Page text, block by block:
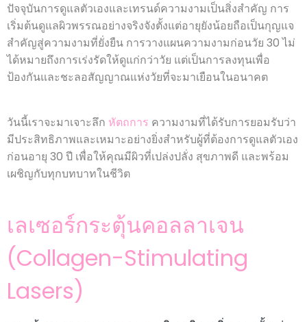
ปัจจุบันการดูแลตัวเองและเทรนด์ความงามเป็นสิ่งสำคัญ การ
เริ่มต้นดูแลผิวพรรณอย่างจริงจังตั้งแต่อายุยังน้อยถือเป็นกุญแจ
สำคัญสู่ความงามที่ยั่งยืน การวางแผนความงามก่อนวัย 30 ไม่
ได้หมายถึงการเร่งรัดให้ดูแก่กว่าวัย แต่เป็นการลงทุนเพื่อ
ป้องกันและชะลอสัญญาณแห่งวัยที่จะมาเยือนในอนาคต
วันนี้เราจะมาเจาะลึก หัตถการ ความงามที่ได้รับการยอมรับว่า
มีประสิทธิภาพและเหมาะอย่างยิ่งสำหรับผู้ที่ต้องการดูแลตัวเอง
ก่อนอายุ 30 ปี เพื่อให้คุณมีผิวที่เปล่งปลั่ง สุขภาพดี และพร้อม
เผชิญกับทุกบทบาทในชีวิต
เลเซอร์กระตุ้นคอลลาเจน
(Collagen-Stimulating
Lasers)